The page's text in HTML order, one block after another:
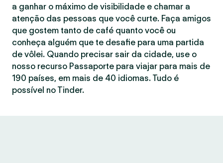
a ganhar o máximo de visibilidade e chamar a
atenção das pessoas que você curte. Faça amigos
que gostem tanto de café quanto você ou
conheça alguém que te desafie para uma partida
de vôlei. Quando precisar sair da cidade, use o
nosso recurso Passaporte para viajar para mais de
190 países, em mais de 40 idiomas. Tudo é
possível no Tinder.